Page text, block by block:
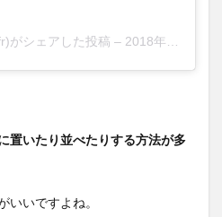
がシェアした投稿 – 2018年12月月28日午後1時32分PST
置いたり並べたりする方法が多
いいですよね。